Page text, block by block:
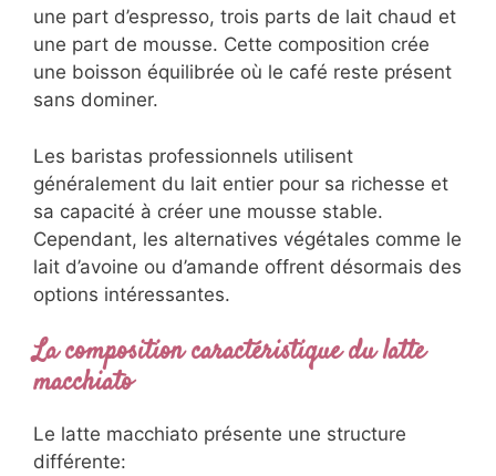
une part d’espresso, trois parts de lait chaud et
une part de mousse. Cette composition crée
une boisson équilibrée où le café reste présent
sans dominer.
Les baristas professionnels utilisent
généralement du lait entier pour sa richesse et
sa capacité à créer une mousse stable.
Cependant, les alternatives végétales comme le
lait d’avoine ou d’amande offrent désormais des
options intéressantes.
La composition caractéristique du latte
macchiato
Le latte macchiato présente une structure
différente: